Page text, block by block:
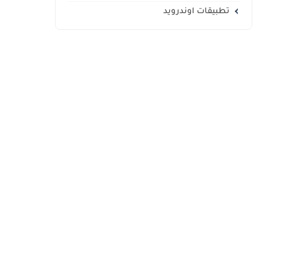
تطبيقات اوندرويد